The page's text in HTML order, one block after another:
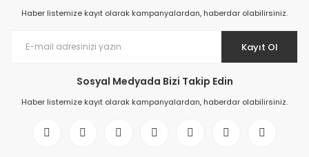
Haber listemize kayıt olarak kampanyalardan, haberdar olabilirsiniz.
Kayıt Ol
Sosyal Medyada Bizi Takip Edin
Haber listemize kayıt olarak kampanyalardan, haberdar olabilirsiniz.